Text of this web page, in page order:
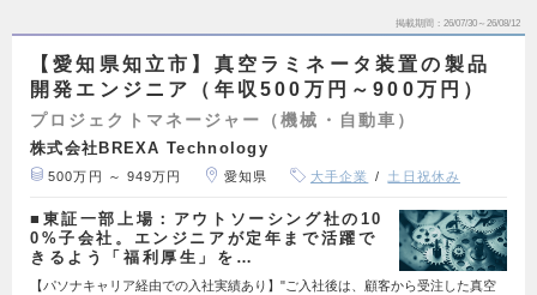
掲載期間 26/07/30～26/08/12
【愛知県知立市】真空ラミネータ装置の製品
開発エンジニア（年収500万円～900万円）
プロジェクトマネージャー（機械・自動車）
株式会社BREXA Technology
500万円 ～ 949万円 愛知県 大手企業 土日祝休み
■東証一部上場：アウトソーシング社の10
0%子会社。エンジニアが定年まで活躍で
きるよう「福利厚生」を…
【パソナキャリア経由での入社実績あり】"ご入社後は、顧客から受注した真空